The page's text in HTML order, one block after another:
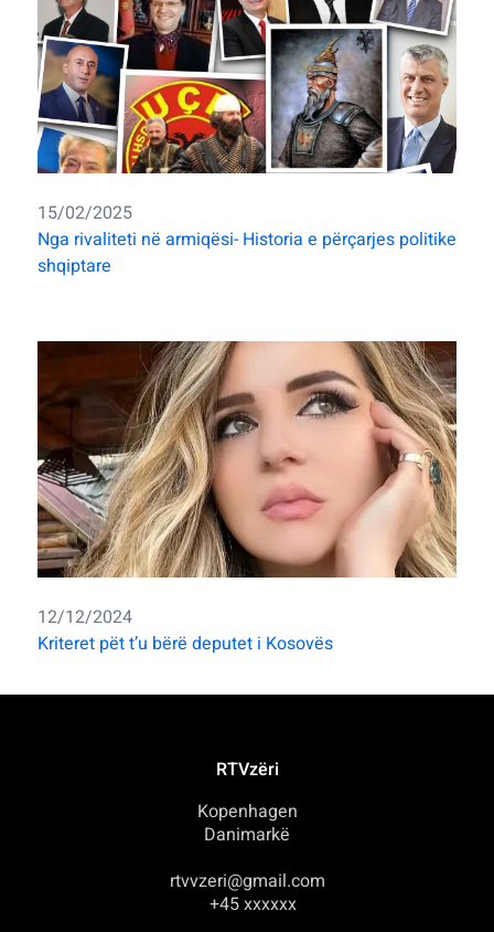
15/02/2025
Nga rivaliteti në armiqësi- Historia e përçarjes politike
shqiptare
12/12/2024
Kriteret pët t’u bërë deputet i Kosovës
RTVzëri
Kopenhagen
Danimarkë
rtvvzeri@gmail.com
+45 xxxxxx